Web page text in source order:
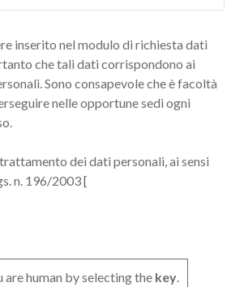
inserito nel modulo di richiesta dati
che tali dati corrispondono ai
Sono consapevole che è facoltà
nelle opportune sedi ogni
dei dati personali, ai sensi
n. 196/2003 [
are human by selecting the key.